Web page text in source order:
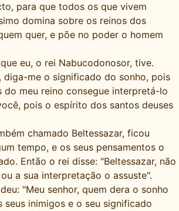
para que todos os que vivem
domina sobre os reinos dos
quer, e põe no poder o homem
eu, o rei Nabucodonosor, tive.
diga-me o significado do sonho, pois
do meu reino consegue interpretá-lo
pois o espírito dos santos deuses
chamado Beltessazar, ficou
tempo, e os seus pensamentos o
Então o rei disse: "Beltessazar, não
a sua interpretação o assuste".
"Meu senhor, quem dera o sonho
seus inimigos e o seu significado